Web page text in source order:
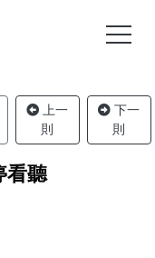
上一
則
下一
則
看聽